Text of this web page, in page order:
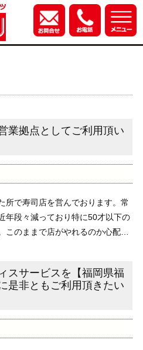
業拠点としてご利用頂い
所で寿司店を営んでおります。常
年段々減っており特に50才以下の
のままで店がやれるのか心配で
の住所と電話、御...
スサービスを【福岡県福
是非ともご利用頂きたい